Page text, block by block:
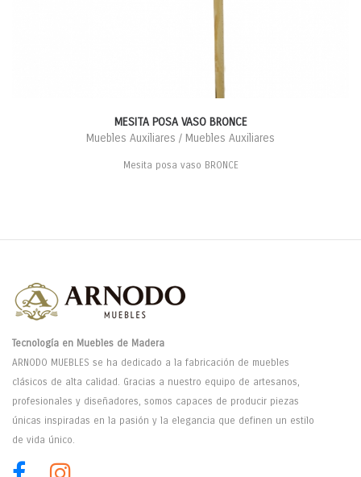
MESITA POSA VASO BRONCE
Muebles Auxiliares / Muebles Auxiliares
Mesita posa vaso BRONCE
Tecnología en Muebles de Madera
ARNODO MUEBLES se ha dedicado a la fabricación de muebles
clásicos de alta calidad. Gracias a nuestro equipo de artesanos,
profesionales y diseñadores, somos capaces de producir piezas
únicas inspiradas en la pasión y la elegancia que definen un estilo
de vida único.